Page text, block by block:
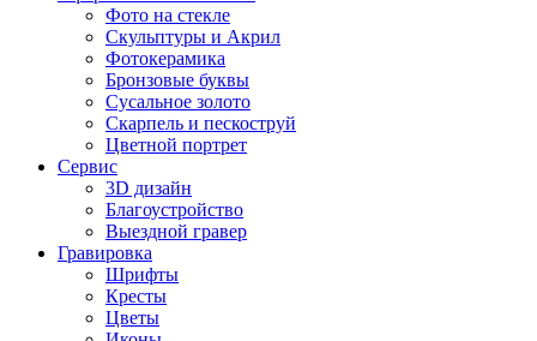
Фото на стекле
Скульптуры и Акрил
Фотокерамика
Бронзовые буквы
Сусальное золото
Скарпель и пескоструй
Цветной портрет
Сервис
3D дизайн
Благоустройство
Выездной гравер
Гравировка
Шрифты
Кресты
Цветы